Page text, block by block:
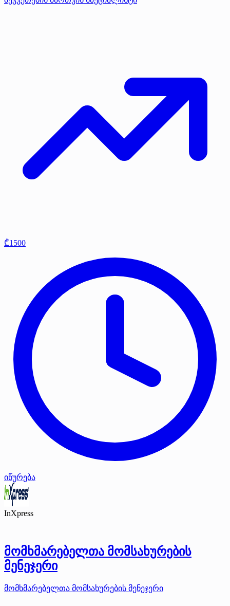
₾1500
იწურება
InXpress
მომხმარებელთა მომსახურების
მენეჯერი
მომხმარებელთა მომსახურების მენეჯერი